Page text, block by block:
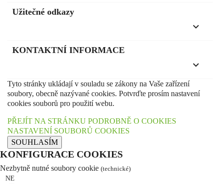
Užitečné odkazy
keyboard_arrow_down
KONTAKTNÍ INFORMACE
keyboard_arrow_down
Tyto stránky ukládají v souladu se zákony na Vaše zařízení
soubory, obecně nazývané cookies. Potvrďte prosím nastavení
cookies souborů pro použití webu.
PŘEJÍT NA STRÁNKU PODROBNĚ O COOKIES
NASTAVENÍ SOUBORŮ COOKIES
SOUHLASÍM
KONFIGURACE COOKIES
Nezbytně nutné soubory cookie (technické)
NE